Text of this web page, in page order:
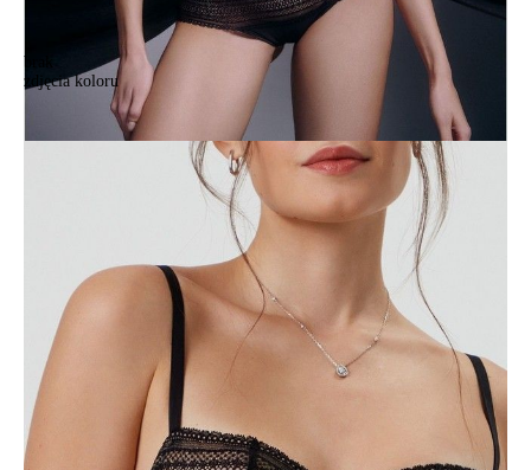
brak
zdjęcia koloru
Biustonosz CONTE ELEGANT VINTAGE RB6089, r.70B, czarny
Biustonosz CONTE ELEGANT VINTAGE RB6089, r.70B, czarny
110,90 zł
ZDJĘCIA
Rozmiary:
Tabela rozmiarów
70B
70C
70D
75A
75B
75C